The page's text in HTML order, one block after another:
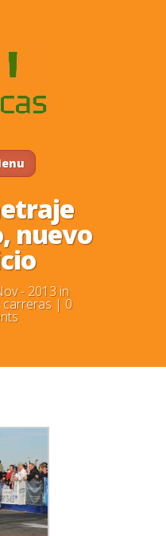
nuevo
- 2013 in
carreras | 0